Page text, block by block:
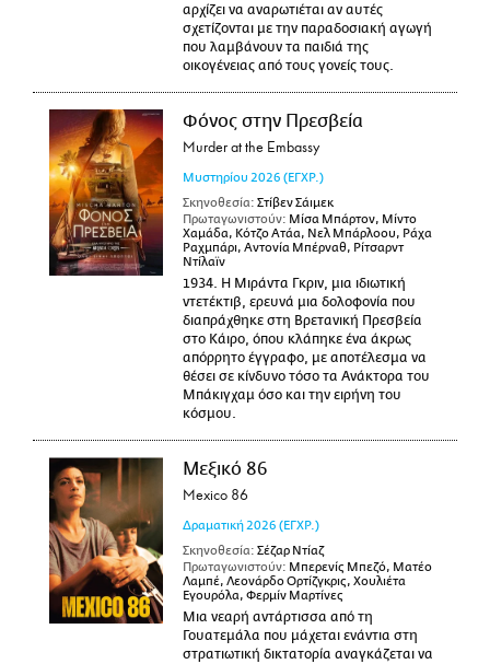
αρχίζει να αναρωτιέται αν αυτές
σχετίζονται με την παραδοσιακή αγωγή
που λαμβάνουν τα παιδιά της
οικογένειας από τους γονείς τους.
Φόνος στην Πρεσβεία
Murder at the Embassy
Μυστηρίου 2026 (ΕΓΧΡ.)
Σκηνοθεσία: Στίβεν Σάιμεκ
Πρωταγωνιστούν: Μίσα Μπάρτον, Μίντο
Χαμάδα, Κότζο Ατάα, Νελ Μπάρλοου, Ράχα
Ραχμπάρι, Αντονία Μπέρναθ, Ρίτσαρντ
Ντίλαϊν
1934. Η Μιράντα Γκριν, μια ιδιωτική
ντετέκτιβ, ερευνά μια δολοφονία που
διαπράχθηκε στη Βρετανική Πρεσβεία
στο Κάιρο, όπου κλάπηκε ένα άκρως
απόρρητο έγγραφο, με αποτέλεσμα να
θέσει σε κίνδυνο τόσο τα Ανάκτορα του
Μπάκιγχαμ όσο και την ειρήνη του
κόσμου.
Μεξικό 86
Mexico 86
Δραματική 2026 (ΕΓΧΡ.)
Σκηνοθεσία: Σέζαρ Ντίαζ
Πρωταγωνιστούν: Μπερενίς Μπεζό, Ματέο
Λαμπέ, Λεονάρδο Ορτίζγκρις, Χουλιέτα
Εγουρόλα, Φερμίν Μαρτίνες
Μια νεαρή αντάρτισσα από τη
Γουατεμάλα που μάχεται ενάντια στη
στρατιωτική δικτατορία αναγκάζεται να